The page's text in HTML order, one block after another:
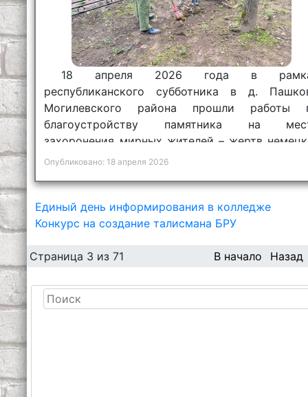
18 апреля 2026 года в
республиканского субботника в д.
Могилевского района прошли работы
благоустройству памятника на
захоронения мирных жителей – жертв
фашистских захватчиков в годы
Опубликовано: 18 апреля 2026
Единый день информирования в колледже
Конкурс на создание талисмана БРУ
Страница 3 из 71 В начало Назад